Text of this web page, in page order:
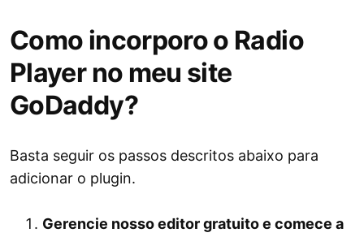
Como incorporo o Radio
Player no meu site
GoDaddy?
Basta seguir os passos descritos abaixo para
adicionar o plugin.
Gerencie nosso editor gratuito e comece a